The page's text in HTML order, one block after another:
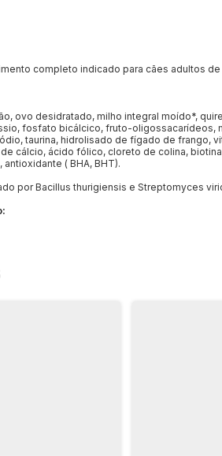
completo indicado para cães adultos
ovo desidratado, milho integral moído*,
fosfato bicálcico, fruto-
taurina, hidrolisado de fígado de frango,
de cálcio, ácido fólico, cloreto de colina,
( BHA, BHT).
por Bacillus thurigiensis e Streptomyces